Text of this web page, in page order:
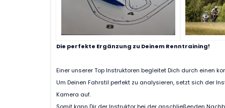
Die perfekte Ergänzung zu Deinem Renntraining!
Einer unserer Top Instruktoren begleitet Dich durch einen
Um Deinen Fahrstil perfekt zu analysieren, setzt sich der
Kamera auf.